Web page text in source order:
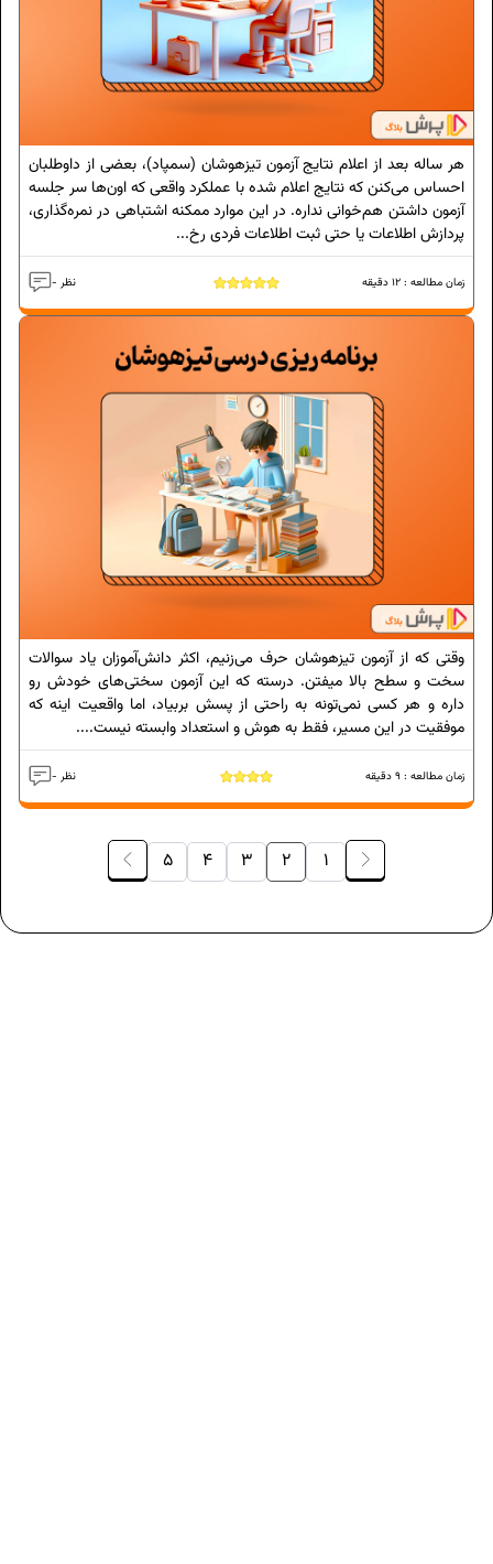
هر ساله بعد از اعلام نتایج آزمون تیزهوشان (سمپاد)، بعضی از داوطلبان
احساس می‌کنن که نتایج اعلام‌ شده با عملکرد واقعی که اون‌ها سر جلسه
آزمون داشتن هم‌خوانی نداره. در این موارد ممکنه اشتباهی در نمره‌گذاری،
پردازش اطلاعات یا حتی ثبت اطلاعات فردی رخ...
- نظر زمان مطالعه : 12 دقیقه
وقتی که از آزمون تیزهوشان حرف می‌زنیم، اکثر دانش‌آموزان یاد سوالات
سخت و سطح بالا میفتن. درسته که این آزمون سختی‌های خودش رو
داره و هر کسی نمی‌تونه به راحتی از پسش بربیاد، اما واقعیت اینه که
موفقیت در این مسیر، فقط به هوش و استعداد وابسته نیست....
- نظر زمان مطالعه : 9 دقیقه
1
2
3
4
5